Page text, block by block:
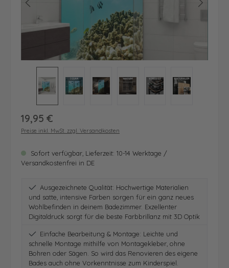
Regulärer Preis:
19,95 €
Preise inkl. MwSt. zzgl. Versandkosten
Sofort verfügbar, Lieferzeit: 10-14 Werktage /
Versandkostenfrei in DE
Ausgezeichnete Qualität: Hochwertige Materialien
und satte, intensive Farben sorgen für ein ganz neues
Wohlbefinden in deinem Badezimmer. Exzellenter
Digitaldruck sorgt für die beste Farbbrillanz mit 3D Optik
Einfache Bearbeitung & Montage: Leichte und
schnelle Montage mithilfe von Montagekleber, ohne
Bohren oder Sägen. So wird das Renovieren des eigene
Bades auch ohne Vorkenntnisse zum Kinderspiel.